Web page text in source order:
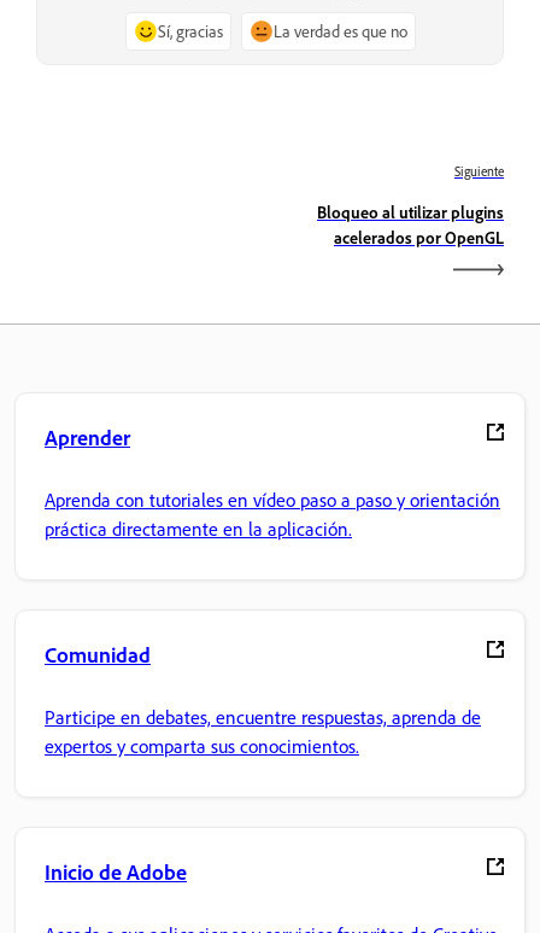
Sí, gracias La verdad es que no
Siguiente
Bloqueo al utilizar plugins
acelerados por OpenGL
Aprender
Aprenda con tutoriales en vídeo paso a paso y orientación
práctica directamente en la aplicación.
Comunidad
Participe en debates, encuentre respuestas, aprenda de
expertos y comparta sus conocimientos.
Inicio de Adobe